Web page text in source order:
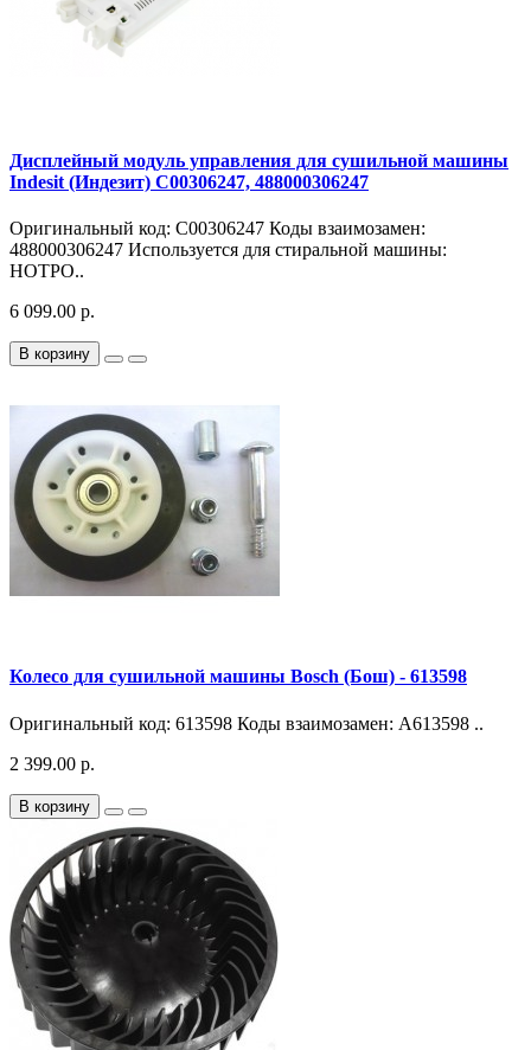
Дисплейный модуль управления для сушильной машины
Indesit (Индезит) C00306247, 488000306247
Оригинальный код: C00306247 Коды взаимозамен:
488000306247 Используется для стиральной машины:
HOTPO..
6 099.00 р.
В корзину
Колесо для сушильной машины Bosch (Бош) - 613598
Оригинальный код: 613598 Коды взаимозамен: A613598 ..
2 399.00 р.
В корзину